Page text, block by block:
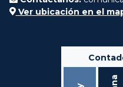
Ver ubicación en el